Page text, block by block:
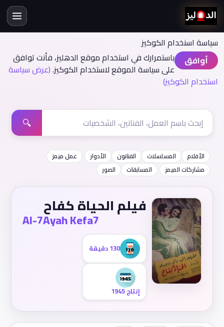
سياسة اسنخدام الكوكيز
أوافق
باستمرارك في استخدام موقع الدهليز، فأنت توافق
على سياسة الموقع لاستخدام الكوكيز.(عرض سياسة
استخدام الكوكيز)
🔍
الأفلام المسلسلات الفنانون الأدوار
عمل ميمز
مشاركات الميمز
المسابقات الصور
فيلم الحياة كفاح
Al-7Ayah Kefa7
130 دقيقة
إنتاج 1945